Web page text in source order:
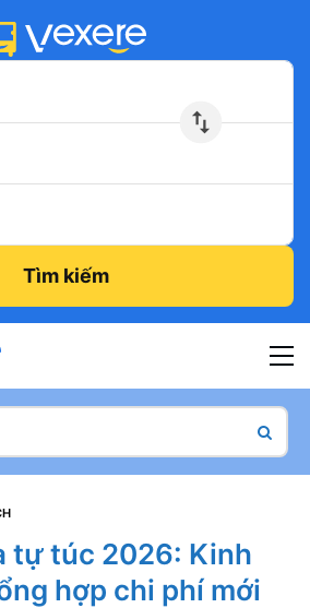
Tìm kiếm
tự túc 2026: Kinh
hợp chi phí mới